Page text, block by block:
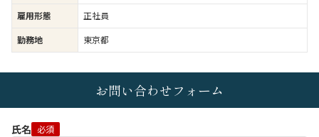
雇用形態
正社員
勤務地
東京都
お問い合わせフォーム
氏名 必須